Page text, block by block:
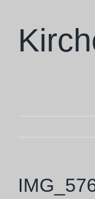
springen